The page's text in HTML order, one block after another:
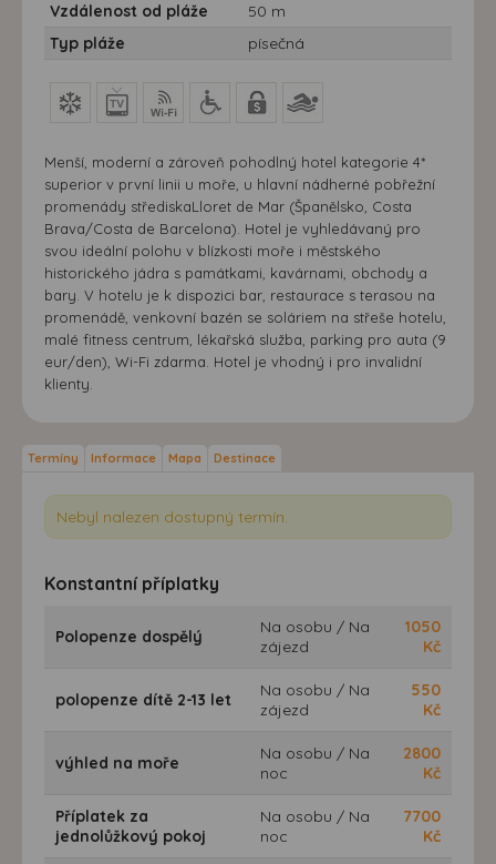
Vzdálenost od pláže
50 m
Typ pláže
písečná
Menší, moderní a zároveň pohodlný hotel kategorie 4*
superior v první linii u moře, u hlavní nádherné pobřežní
promenády střediskaLloret de Mar (Španělsko, Costa
Brava/Costa de Barcelona). Hotel je vyhledávaný pro
svou ideální polohu v blízkosti moře i městského
historického jádra s památkami, kavárnami, obchody a
bary. V hotelu je k dispozici bar, restaurace s terasou na
promenádě, venkovní bazén se soláriem na střeše hotelu,
malé fitness centrum, lékařská služba, parking pro auta (9
eur/den), Wi-Fi zdarma. Hotel je vhodný i pro invalidní
klienty.
Termíny Informace Mapa Destinace
Nebyl nalezen dostupný termín.
Konstantní příplatky
Polopenze dospělý
Na osobu / Na
zájezd
1050
Kč
polopenze dítě 2-13 let
Na osobu / Na
zájezd
550
Kč
výhled na moře
Na osobu / Na
noc
2800
Kč
Příplatek za
jednolůžkový pokoj
Na osobu / Na
noc
7700
Kč